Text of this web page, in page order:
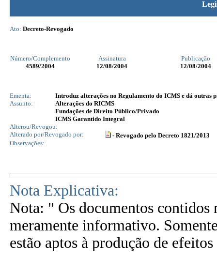
Ato: Decreto-Revogado
Número/Complemento Assinatura
Publicação
4589/2004 12/08/2004 12/08/2004
Ementa:
Introduz alterações no Regulamento do ICMS e dá outras
Assunto:
Alterações do RICMS
Fundações de Direito Público/Privado
ICMS Garantido Integral
Alterou/Revogou:
Alterado por/Revogado por:
- Revogado pelo Decreto 1821/2013
Observações:
Nota Explicativa:
Nota: " Os documentos contidos
meramente informativo.
estão aptos à produção de